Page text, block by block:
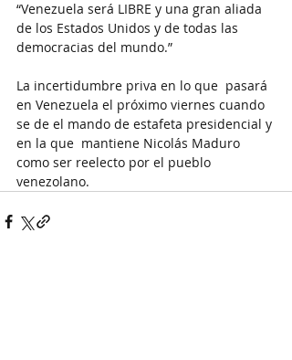
“Venezuela será LIBRE y una gran aliada
de los Estados Unidos y de todas las
democracias del mundo.”
La incertidumbre priva en lo que  pasará
en Venezuela el próximo viernes cuando
se de el mando de estafeta presidencial y
en la que  mantiene Nicolás Maduro
como ser reelecto por el pueblo
venezolano.